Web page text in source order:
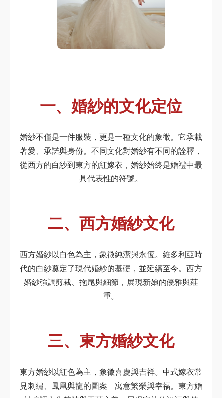
一、婚紗的文化定位
婚紗不僅是一件服裝，更是一種文化的象徵。它承載
著愛、承諾與身份。不同文化對婚紗有不同的詮釋，
從西方的白紗到東方的紅嫁衣，婚紗始終是婚禮中最
具代表性的符號。
二、西方婚紗文化
西方婚紗以白色為主，象徵純潔與永恆。維多利亞時
代的白紗奠定了現代婚紗的基礎，並延續至今。西方
婚紗強調剪裁、拖尾與細節，展現新娘的優雅與莊
重。
三、東方婚紗文化
東方婚紗以紅色為主，象徵喜慶與吉祥。中式嫁衣常
見刺繡、鳳凰與龍的圖案，寓意繁榮與幸福。東方婚